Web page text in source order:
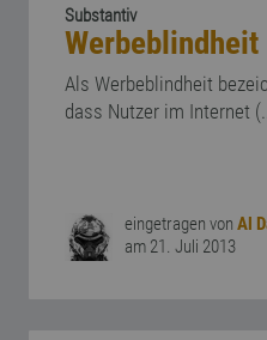
Substantiv
Werbeblindheit
Als Werbeblindheit
dass Nutzer im Internet
eingetragen vonAl
am 21. Juli 2013